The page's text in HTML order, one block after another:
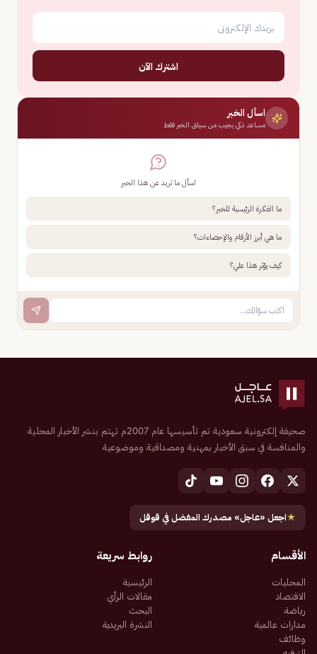
اشترك الآن
اسأل الخبر
مساعد ذكي يجيب من سياق الخبر فقط
اسأل ما تريد عن هذا الخبر
ما الفكرة الرئيسية للخبر؟
ما هي أبرز الأرقام والإحصاءات؟
كيف يؤثر هذا علي؟
صحيفة إلكترونية سعودية تم تأسيسها عام 2007م تهتم بنشر الأخبار المحلية
والمنافسة في سبق الأخبار بمهنية ومصداقية وموضوعية
★اجعل «عاجل» مصدرك المفضل في قوقل
الأقسام
المحليات
الاقتصاد
رياضة
مدارات عالمية
وظائف
روابط سريعة
الرئيسية
مقالات الرأي
البحث
النشرة البريدية